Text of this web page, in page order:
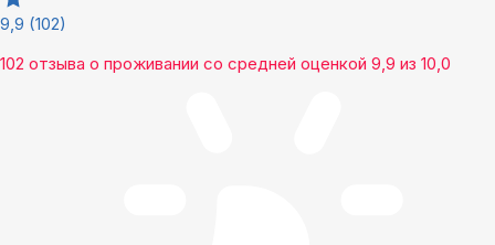
9,9 (102)
102 отзыва о проживании со средней оценкой 9,9 из 10,0